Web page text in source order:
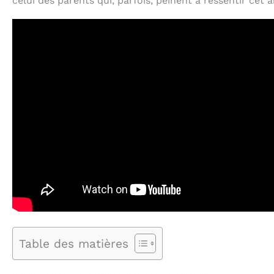
Table des matières